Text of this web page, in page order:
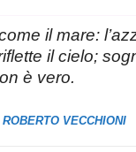
il mare:
il cielo;
è vero.
ROBERTO VECCHIONI